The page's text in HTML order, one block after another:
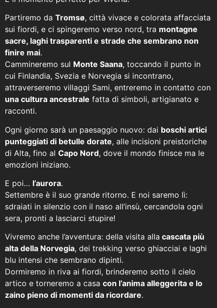
Partiremo da Tromsø, città vivace e colorata affacciata
sui fiordi, e ci spingeremo verso nord, tra montagne
sacre, laghi trasparenti e strade che sembrano non
finire mai.
Cammineremo sul Monte Saana, toccando il punto in
cui Finlandia, Svezia e Norvegia si incontrano,
attraverseremo villaggi Sami, entreremo in contatto con
una cultura ancestrale fatta di simboli, artigianato e
racconti.
Ogni giorno sarà un paesaggio nuovo: dai boschi artici
punteggiati di betulle dorate, alle incisioni preistoriche
di Alta, fino al Capo Nord, dove il mondo finisce ma le
emozioni iniziano.
E poi… l’aurora.
Settembre è il suo grande ritorno. E noi saremo lì:
sdraiati in silenzio con il naso all’insù, cercandola ogni
sera, pronti a lasciarci stupire!
Vivremo anche l’avventura: della visita alla cascata più
alta della Norvegia, dei trekking verso ghiacciai e laghi
blu intensi che sembrano dipinti.
Dormiremo in riva ai fiordi, brinderemo sotto il cielo
artico e torneremo a casa con l’anima alleggerita e lo
zaino pieno di momenti da ricordare.